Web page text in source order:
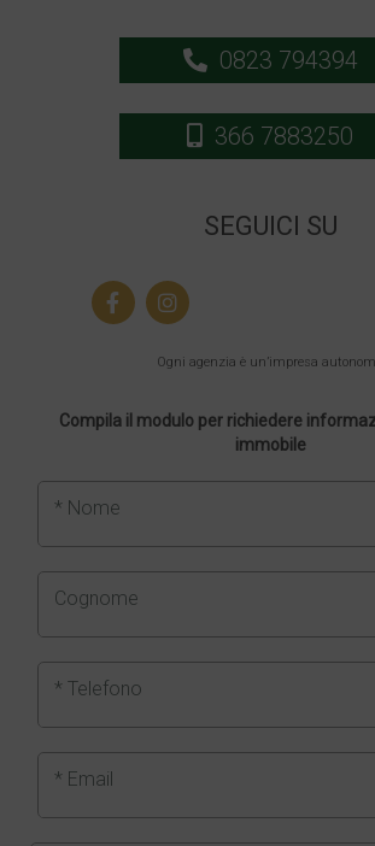
0823 794394
366 7883250
SEGUICI SU
Ogni agenzia è un’impresa
Compila il modulo per richiedere
immobile
* Nome
Cognome
* Telefono
* Email